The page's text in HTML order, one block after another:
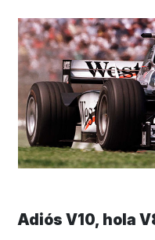
Adiós V10, hola